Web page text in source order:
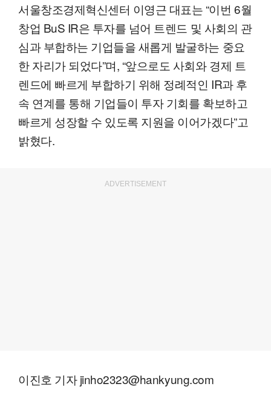
서울창조경제혁신센터 이영근 대표는 “이번 6월
창업 BuS IR은 투자를 넘어 트렌드 및 사회의 관
심과 부합하는 기업들을 새롭게 발굴하는 중요
한 자리가 되었다”며, “앞으로도 사회와 경제 트
렌드에 빠르게 부합하기 위해 정례적인 IR과 후
속 연계를 통해 기업들이 투자 기회를 확보하고
빠르게 성장할 수 있도록 지원을 이어가겠다”고
밝혔다.
ADVERTISEMENT
이진호 기자 jinho2323@hankyung.com